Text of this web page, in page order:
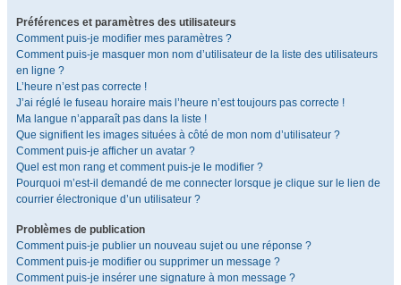
Préférences et paramètres des utilisateurs
Comment puis-je modifier mes paramètres ?
Comment puis-je masquer mon nom d’utilisateur de la liste des utilisateurs
en ligne ?
L’heure n’est pas correcte !
J’ai réglé le fuseau horaire mais l’heure n’est toujours pas correcte !
Ma langue n’apparaît pas dans la liste !
Que signifient les images situées à côté de mon nom d’utilisateur ?
Comment puis-je afficher un avatar ?
Quel est mon rang et comment puis-je le modifier ?
Pourquoi m’est-il demandé de me connecter lorsque je clique sur le lien de
courrier électronique d’un utilisateur ?
Problèmes de publication
Comment puis-je publier un nouveau sujet ou une réponse ?
Comment puis-je modifier ou supprimer un message ?
Comment puis-je insérer une signature à mon message ?